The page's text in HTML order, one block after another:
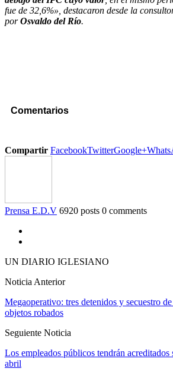
fue de 32,6%», destacaron desde la
porOsvaldo del Río.
Comentarios
Compartir FacebookTwitterGoogle+
Prensa E.D.V 6920 posts 0 comments
UN DIARIO IGLESIANO
Noticia Anterior
Megaoperativo: tres detenidos y secuestro
objetos robados
Seguiente Noticia
Los empleados públicos tendrán acreditados
abril